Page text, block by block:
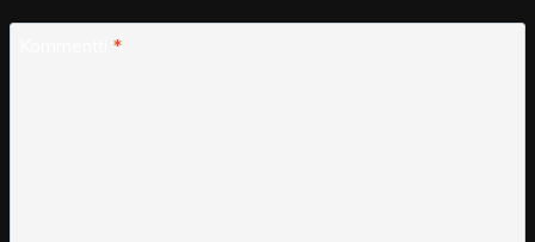
*